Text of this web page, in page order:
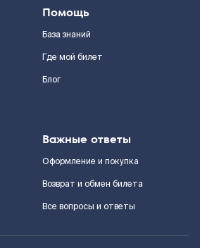
Помощь
База знаний
Где мой билет
Блог
Важные ответы
Оформление и покупка
Возврат и обмен билета
Все вопросы и ответы